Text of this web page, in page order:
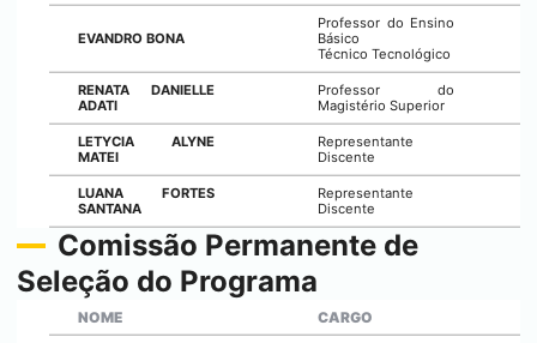
EVANDRO BONA
Professor do Ensino
Básico
Técnico Tecnológico
RENATA DANIELLE
ADATI
Professor do
Magistério Superior
LETYCIA ALYNE
MATEI
Representante
Discente
LUANA FORTES
SANTANA
Representante
Discente
Comissão Permanente de
Seleção do Programa
NOME CARGO